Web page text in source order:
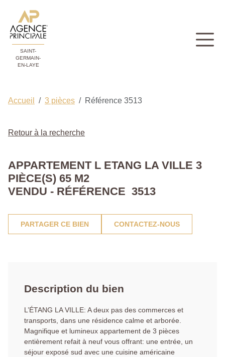
SAINT-
GERMAIN-
EN-LAYE
Accueil 3 pièces Référence 3513
Retour à la recherche
APPARTEMENT L ETANG LA VILLE 3
PIÈCE(S) 65 M2
VENDU - RÉFÉRENCE 3513
PARTAGER CE BIEN CONTACTEZ-NOUS
Description du bien
L’ÉTANG LA VILLE: A deux pas des commerces et
transports, dans une résidence calme et arborée.
Magnifique et lumineux appartement de 3 pièces
entièrement refait à neuf vous offrant: une entrée, un
séjour exposé sud avec une cuisine américaine